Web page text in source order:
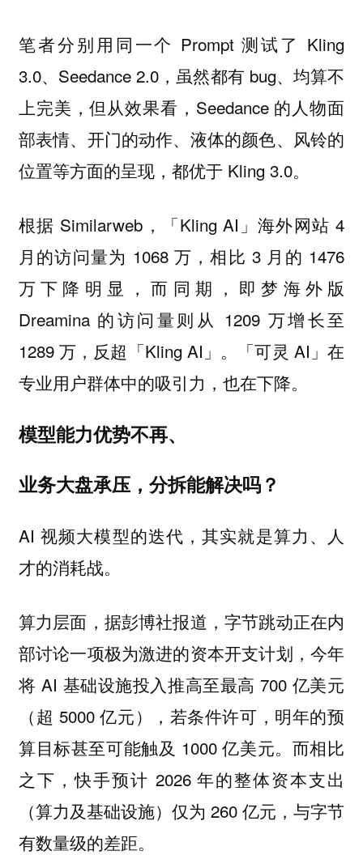
笔者分别用同一个 Prompt 测试了 Kling
3.0、Seedance 2.0，虽然都有 bug、均算不
上完美，但从效果看，Seedance 的人物面
部表情、开门的动作、液体的颜色、风铃的
位置等方面的呈现，都优于 Kling 3.0。
根据 Similarweb，「Kling AI」海外网站 4
月的访问量为 1068 万，相比 3 月的 1476
万下降明显，而同期，即梦海外版
Dreamina 的访问量则从 1209 万增长至
1289 万，反超「Kling AI」。「可灵 AI」在
专业用户群体中的吸引力，也在下降。
模型能力优势不再、
业务大盘承压，分拆能解决吗？
AI 视频大模型的迭代，其实就是算力、人
才的消耗战。
算力层面，据彭博社报道，字节跳动正在内
部讨论一项极为激进的资本开支计划，今年
将 AI 基础设施投入推高至最高 700 亿美元
（超 5000 亿元），若条件许可，明年的预
算目标甚至可能触及 1000 亿美元。而相比
之下，快手预计 2026 年的整体资本支出
（算力及基础设施）仅为 260 亿元，与字节
有数量级的差距。